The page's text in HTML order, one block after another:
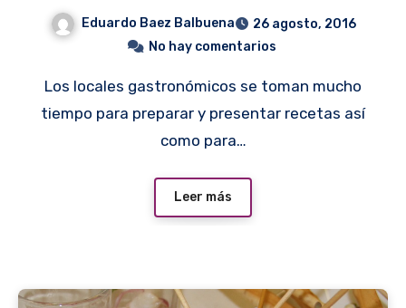
Eduardo Baez Balbuena
26 agosto, 2016
No hay comentarios
Los locales gastronómicos se toman mucho
tiempo para preparar y presentar recetas así
como para…
Leer más